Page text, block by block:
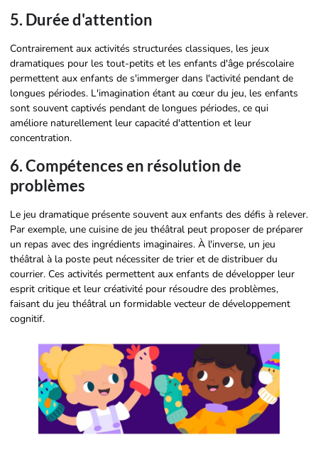
5. Durée d'attention
Contrairement aux activités structurées classiques, les jeux
dramatiques pour les tout-petits et les enfants d'âge préscolaire
permettent aux enfants de s'immerger dans l'activité pendant de
longues périodes. L'imagination étant au cœur du jeu, les enfants
sont souvent captivés pendant de longues périodes, ce qui
améliore naturellement leur capacité d'attention et leur
concentration.
6. Compétences en résolution de
problèmes
Le jeu dramatique présente souvent aux enfants des défis à relever.
Par exemple, une cuisine de jeu théâtral peut proposer de préparer
un repas avec des ingrédients imaginaires. À l'inverse, un jeu
théâtral à la poste peut nécessiter de trier et de distribuer du
courrier. Ces activités permettent aux enfants de développer leur
esprit critique et leur créativité pour résoudre des problèmes,
faisant du jeu théâtral un formidable vecteur de développement
cognitif.